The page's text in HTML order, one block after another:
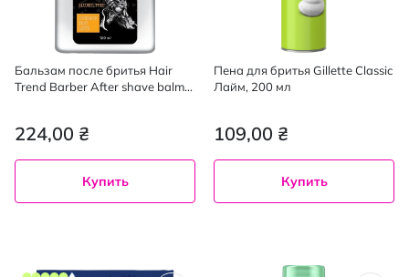
Бальзам после бритья Hair
Trend Barber After shave balm
224,00 ₴
Купить
Пена для бритья Gillette Classic
Лайм, 200 мл
109,00 ₴
Купить